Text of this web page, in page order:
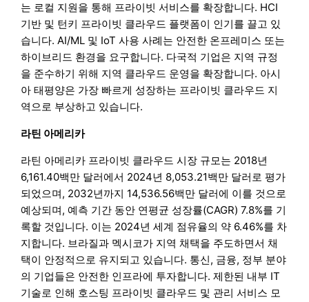
는 로컬 지원을 통해 프라이빗 서비스를 확장합니다. HCI
기반 및 턴키 프라이빗 클라우드 플랫폼이 인기를 끌고 있
습니다. AI/ML 및 IoT 사용 사례는 안전한 온프레미스 또는
하이브리드 환경을 요구합니다. 다국적 기업은 지역 규정
을 준수하기 위해 지역 클라우드 운영을 확장합니다. 아시
아 태평양은 가장 빠르게 성장하는 프라이빗 클라우드 지
역으로 부상하고 있습니다.
라틴 아메리카
라틴 아메리카 프라이빗 클라우드 시장 규모는 2018년
6,161.40백만 달러에서 2024년 8,053.21백만 달러로 평가
되었으며, 2032년까지 14,536.56백만 달러에 이를 것으로
예상되며, 예측 기간 동안 연평균 성장률(CAGR) 7.8%를 기
록할 것입니다. 이는 2024년 세계 점유율의 약 6.46%를 차
지합니다. 브라질과 멕시코가 지역 채택을 주도하면서 채
택이 안정적으로 유지되고 있습니다. 통신, 금융, 정부 분야
의 기업들은 안전한 인프라에 투자합니다. 제한된 내부 IT
기술로 인해 호스팅 프라이빗 클라우드 및 관리 서비스 모